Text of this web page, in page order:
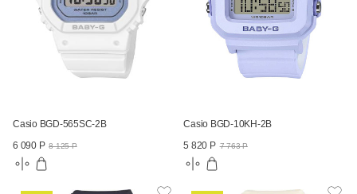
Casio BGD-565SC-2B
6 090 Р 8 125 Р
Casio BGD-10KH-2B
5 820 Р 7 763 Р